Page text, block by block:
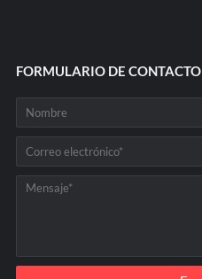
FORMULARIO DE CONTACTO